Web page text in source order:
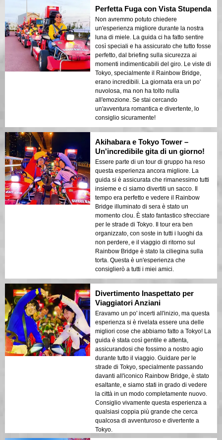
Perfetta Fuga con Vista Stupenda
Non avremmo potuto chiedere
un'esperienza migliore durante la nostra
luna di miele. La guida ci ha fatto sentire
così speciali e ha assicurato che tutto fosse
perfetto, dal briefing sulla sicurezza ai
momenti indimenticabili del giro. Le viste di
Tokyo, specialmente il Rainbow Bridge,
erano incredibili. La giornata era un po'
nuvolosa, ma non ha tolto nulla
all'emozione. Se stai cercando
un'avventura romantica e divertente, lo
consiglio sicuramente!
Akihabara e Tokyo Tower –
Un'incredibile gita di un giorno!
Essere parte di un tour di gruppo ha reso
questa esperienza ancora migliore. La
guida si è assicurata che rimanessimo tutti
insieme e ci siamo divertiti un sacco. Il
tempo era perfetto e vedere il Rainbow
Bridge illuminato di sera è stato un
momento clou. È stato fantastico sfrecciare
per le strade di Tokyo. Il tour era ben
organizzato, con soste in tutti i luoghi da
non perdere, e il viaggio di ritorno sul
Rainbow Bridge è stato la ciliegina sulla
torta. Questa è un'esperienza che
consiglierò a tutti i miei amici.
Divertimento Inaspettato per
Viaggiatori Anziani
Eravamo un po' incerti all'inizio, ma questa
esperienza si è rivelata essere una delle
migliori cose che abbiamo fatto a Tokyo! La
guida è stata così gentile e attenta,
assicurandosi che fossimo a nostro agio
durante tutto il viaggio. Guidare per le
strade di Tokyo, specialmente passando
davanti all'iconico Rainbow Bridge, è stato
esaltante, e siamo stati in grado di vedere
la città in un modo completamente nuovo.
Consiglio vivamente questa esperienza a
qualsiasi coppia più grande che cerca
qualcosa di avventuroso e divertente a
Tokyo.